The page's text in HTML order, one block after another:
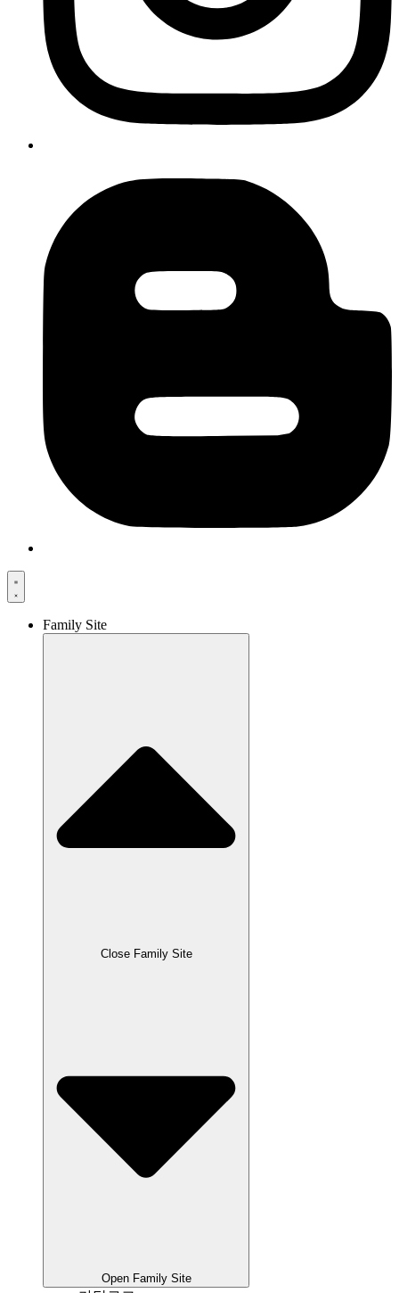
Family Site
Close Family Site
Open Family Site